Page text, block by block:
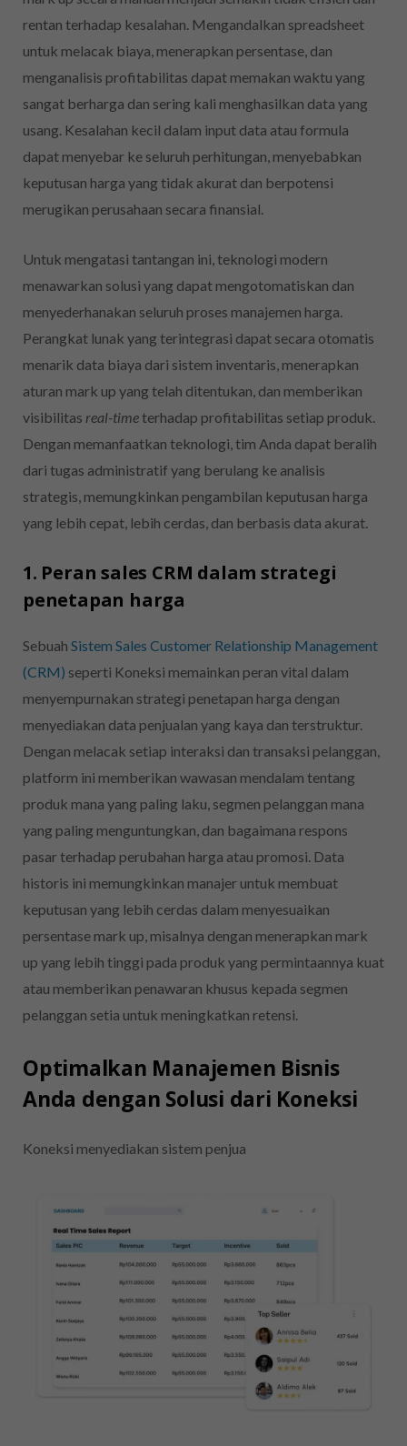
rentan terhadap kesalahan. Mengandalkan spreadsheet
untuk melacak biaya, menerapkan persentase, dan
menganalisis profitabilitas dapat memakan waktu yang
sangat berharga dan sering kali menghasilkan data yang
usang. Kesalahan kecil dalam input data atau formula
dapat menyebar ke seluruh perhitungan, menyebabkan
keputusan harga yang tidak akurat dan berpotensi
merugikan perusahaan secara finansial.
Untuk mengatasi tantangan ini, teknologi modern
menawarkan solusi yang dapat mengotomatiskan dan
menyederhanakan seluruh proses manajemen harga.
Perangkat lunak yang terintegrasi dapat secara otomatis
menarik data biaya dari sistem inventaris, menerapkan
aturan mark up yang telah ditentukan, dan memberikan
visibilitas real-timeterhadap profitabilitas setiap produk.
Dengan memanfaatkan teknologi, tim Anda dapat beralih
dari tugas administratif yang berulang ke analisis
strategis, memungkinkan pengambilan keputusan harga
yang lebih cepat, lebih cerdas, dan berbasis data akurat.
1. Peran sales CRM dalam strategi
penetapan harga
Sebuah Sistem Sales Customer Relationship Management
(CRM) seperti Koneksi memainkan peran vital dalam
menyempurnakan strategi penetapan harga dengan
menyediakan data penjualan yang kaya dan terstruktur.
Dengan melacak setiap interaksi dan transaksi pelanggan,
platform ini memberikan wawasan mendalam tentang
produk mana yang paling laku, segmen pelanggan mana
yang paling menguntungkan, dan bagaimana respons
pasar terhadap perubahan harga atau promosi. Data
historis ini memungkinkan manajer untuk membuat
keputusan yang lebih cerdas dalam menyesuaikan
persentase mark up, misalnya dengan menerapkan mark
up yang lebih tinggi pada produk yang permintaannya kuat
atau memberikan penawaran khusus kepada segmen
pelanggan setia untuk meningkatkan retensi.
Optimalkan Manajemen Bisnis
Anda dengan Solusi dari Koneksi
Koneksi menyediakan sistem penjua